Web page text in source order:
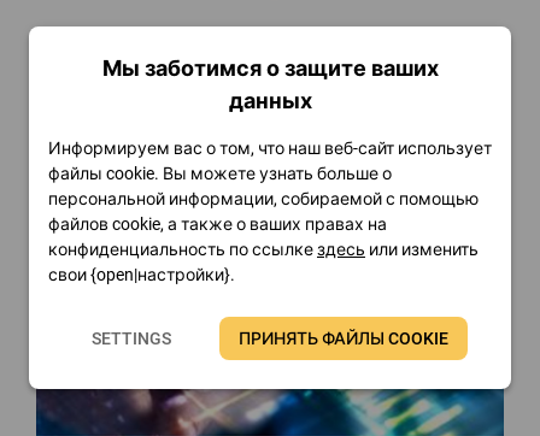
FinalWire Unveils AIDA64 v8.30
Мы заботимся о защите ваших
данных
Информируем вас о том, что наш веб-сайт использует
файлы cookie. Вы можете узнать больше о
персональной информации, собираемой с помощью
файлов cookie, а также о ваших правах на
конфиденциальность по ссылкездесь или изменить
свои {open|настройки}.
SETTINGS ПРИНЯТЬ ФАЙЛЫ COOKIE